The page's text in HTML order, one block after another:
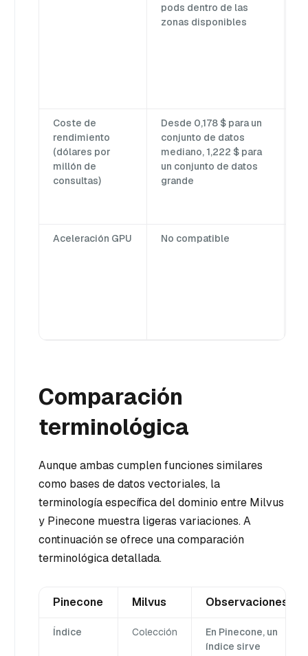
pods dentro de las
zonas disponibles
Coste de
rendimiento
(dólares por
millón de
consultas)
Desde 0,178 $ para un
conjunto de datos
mediano, 1,222 $ para
un conjunto de datos
grande
Aceleración GPU No compatible
Comparación
terminológica
Aunque ambas cumplen funciones similares
como bases de datos vectoriales, la
terminología específica del dominio entre Milvus
y Pinecone muestra ligeras variaciones. A
continuación se ofrece una comparación
terminológica detallada.
Pinecone Milvus Observaciones
Índice Colección
En Pinecone, un
índice sirve